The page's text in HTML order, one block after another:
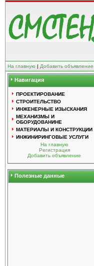
На главную | Добавить объявление
Навигация
ПРОЕКТИРОВАНИЕ
СТРОИТЕЛЬСТВО
ИНЖЕНЕРНЫЕ ИЗЫСКАНИЯ
МЕХАНИЗМЫ И
ОБОРУДОВАНИНЕ
МАТЕРИАЛЫ И КОНСТРУКЦИИ
ИНЖИНИРИНГОВЫЕ УСЛУГИ
На главную
Регистрация
Добавить объявление
Полезные данные